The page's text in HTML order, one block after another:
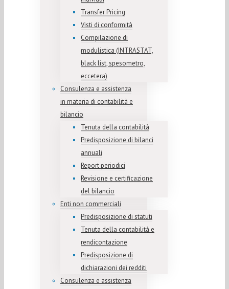
Transfer Pricing
Visti di conformità
Compilazione di
modulistica (INTRASTAT,
black list, spesometro,
eccetera)
Consulenza e assistenza
in materia di contabilità e
bilancio
Tenuta della contabilità
Predisposizione di bilanci
annuali
Report periodici
Revisione e certificazione
del bilancio
Enti non commerciali
Predisposizione di statuti
Tenuta della contabilità e
rendicontazione
Predisposizione di
dichiarazioni dei redditi
Consulenza e assistenza